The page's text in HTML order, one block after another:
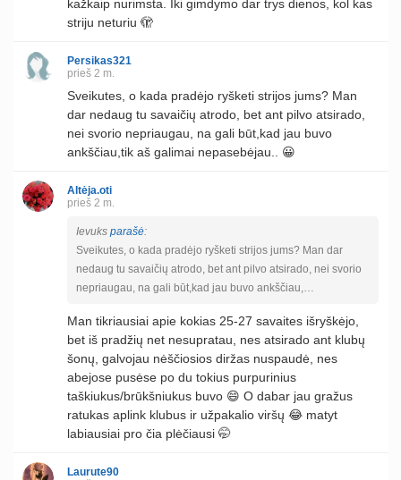
kažkaip nurimsta. Iki gimdymo dar trys dienos, kol kas
striju neturiu 🫣
Persikas321
prieš 2 m.
Sveikutes, o kada pradėjo ryšketi strijos jums? Man
dar nedaug tu savaičių atrodo, bet ant pilvo atsirado,
nei svorio nepriaugau, na gali būt,kad jau buvo
ankščiau,tik aš galimai nepasebėjau.. 😀
Altėja.oti
prieš 2 m.
Ievuks parašė:
Sveikutes, o kada pradėjo ryšketi strijos jums? Man dar
nedaug tu savaičių atrodo, bet ant pilvo atsirado, nei svorio
nepriaugau, na gali būt,kad jau buvo ankščiau,…
Man tikriausiai apie kokias 25-27 savaites išryškėjo,
bet iš pradžių net nesupratau, nes atsirado ant klubų
šonų, galvojau nėščiosios diržas nuspaudė, nes
abejose pusėse po du tokius purpurinius
taškiukus/brūkšniukus buvo 😄 O dabar jau gražus
ratukas aplink klubus ir užpakalio viršų 😂 matyt
labiausiai pro čia plėčiausi 🤭
Laurute90